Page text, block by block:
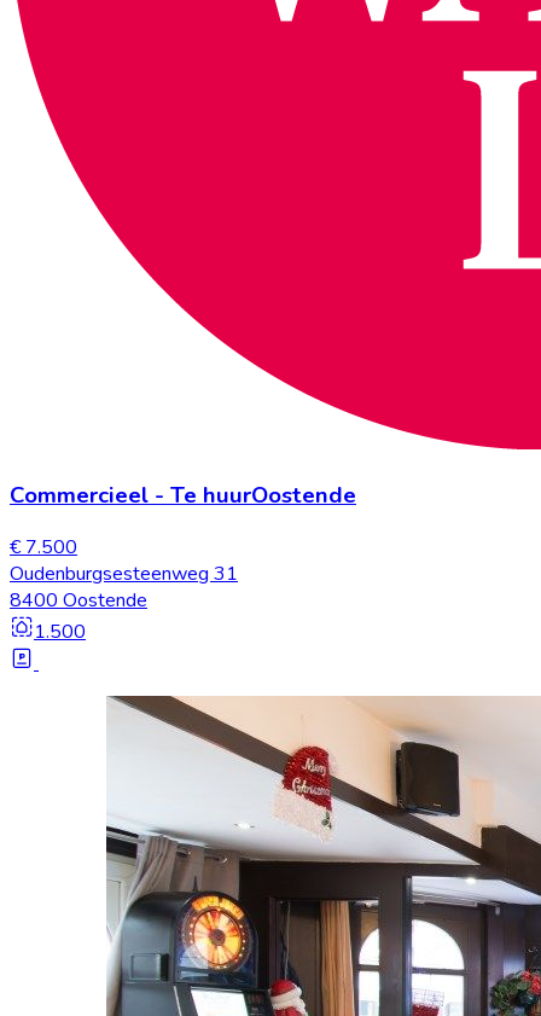
Commercieel - Te huurOostende
€ 7.500
Oudenburgsesteenweg 31
8400 Oostende
1.500